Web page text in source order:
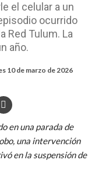
el celular a un
ocurrido
Red Tulum. La
año.
10 de marzo de 2026
en una parada de
una intervención
en la suspensión de